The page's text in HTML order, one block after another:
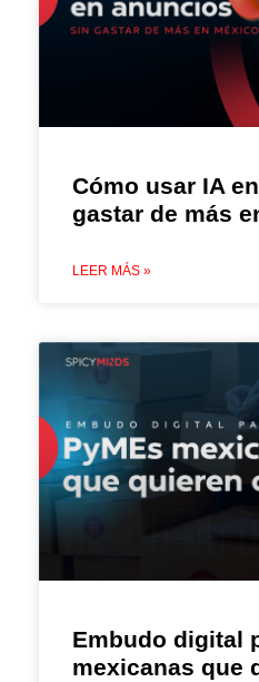
Cómo usar IA
gastar de más
LEER MÁS »
Embudo digital
mexicanas que